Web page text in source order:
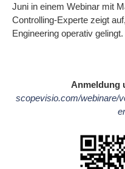
Juni in einem Webinar mit
Controlling-Experte zeigt
Engineering operativ gelingt.
Anmeldung
scopevisio.com/webinare/